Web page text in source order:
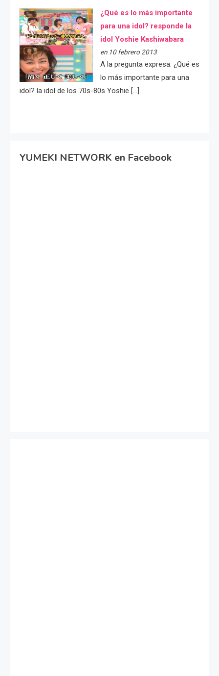
¿Qué es lo más importante
para una idol? responde la
idol Yoshie Kashiwabara
en 10 febrero 2013
A la pregunta expresa: ¿Qué es
lo más importante para una
idol? la idol de los 70s-80s Yoshie […]
YUMEKI NETWORK en Facebook